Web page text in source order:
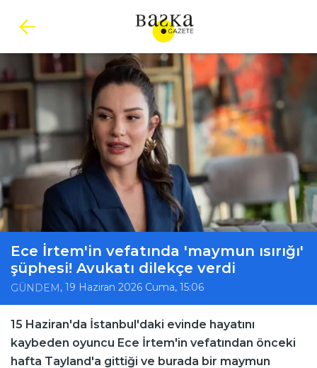
Ece İrtem'in vefatında 'maymun ısırığı'
şüphesi! Avukatı dilekçe verdi
GÜNDEM , 19 Haziran 2026 Cuma, 15:06
15 Haziran'da İstanbul'daki evinde hayatını
kaybeden oyuncu Ece İrtem'in vefatından önceki
hafta Tayland'a gittiği ve burada bir maymun